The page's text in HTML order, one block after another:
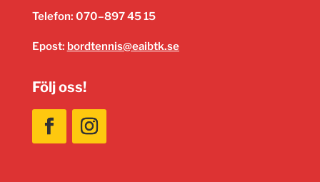
Telefon: 070–897 45 15
Epost: bordtennis@eaibtk.se
Följ oss!